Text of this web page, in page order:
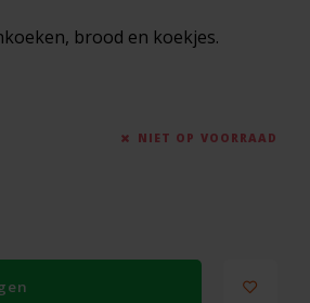
brood en koekjes.
NIET OP VOORRAAD